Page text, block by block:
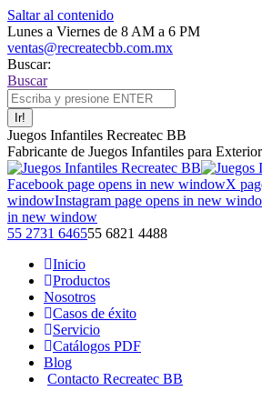
Saltar al contenido
Lunes a Viernes de 8 AM a 6 PM
ventas@recreatecbb.com.mx
Buscar:
Buscar
Juegos Infantiles Recreatec BB
Fabricante de Juegos Infantiles para
Facebook page opens in new windowX
windowInstagram page opens in new
in new window
55 2731 646555 6821 4488
Inicio
Productos
Nosotros
Casos de éxito
Servicio
Catálogos PDF
Blog
Contacto Recreatec BB